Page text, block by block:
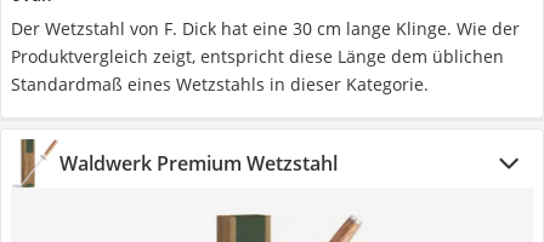
Der Wetzstahl von F. Dick hat eine 30 cm lange Klinge. Wie der
Produktvergleich zeigt, entspricht diese Länge dem üblichen
Standardmaß eines Wetzstahls in dieser Kategorie.
Waldwerk Premium Wetzstahl